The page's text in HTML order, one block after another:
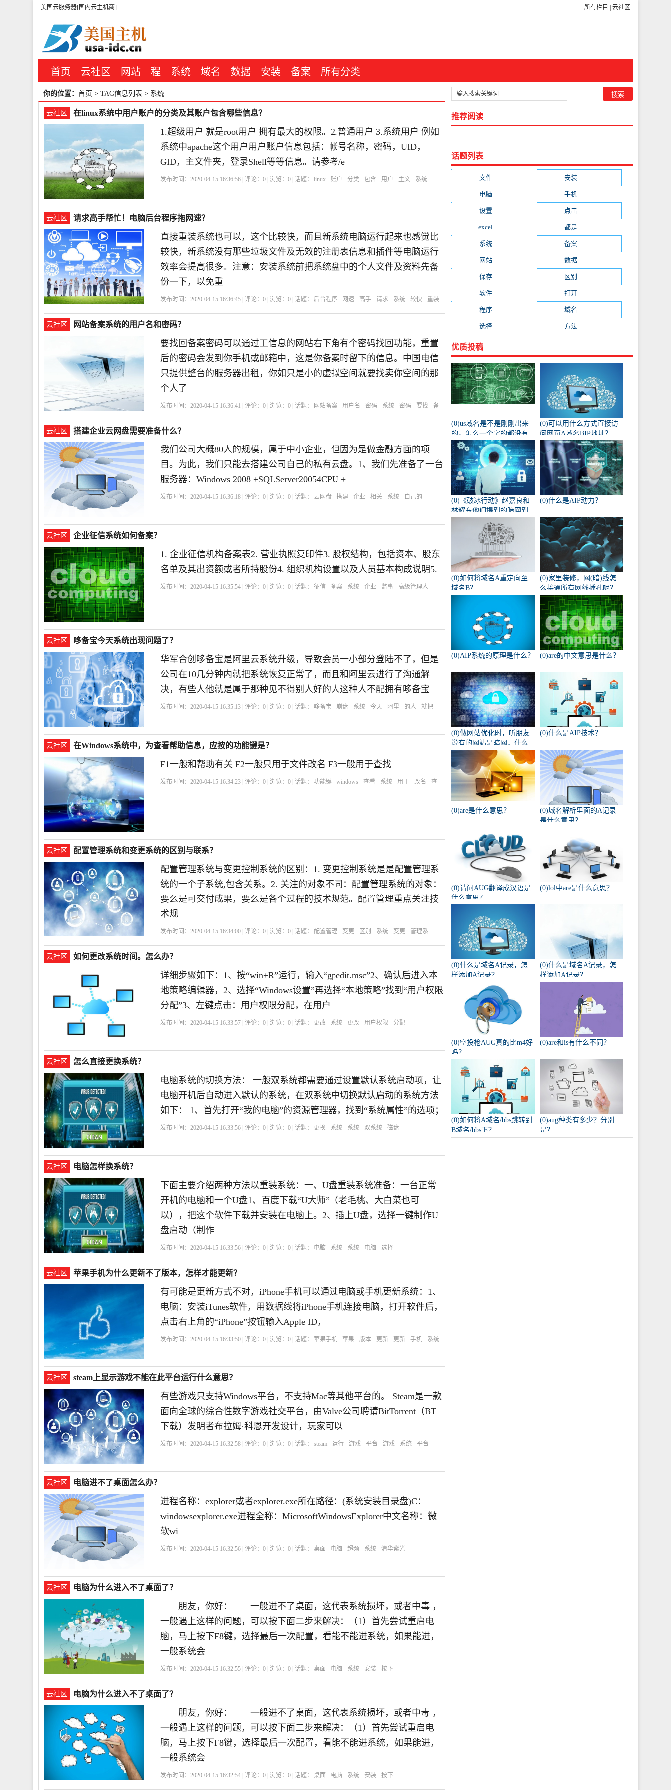
所有栏目 云社区
美国云服务器[国内云主机商]
首页 云社区 网站 程 系统 域名 数据 安装 备案 所有分类
你的位置： 首页 > TAG信息列表 > 系统
云社区 在linux系统中用户账户的分类及其账户包含哪些信息？
1.超级用户 就是root用户 拥有最大的权限。2.普通用户 3.系统用户 例如
系统中apache这个用户用户账户信息包括：帐号名称，密码，UID，
GID，主文件夹，登录Shell等等信息。请参考/e
发布时间：2020-04-15 16:36:56 | 评论：0 | 浏览：0 | 话题： linux 账户 分类 包含 用户 主文 系统
云社区 请求高手帮忙！电脑后台程序拖网速？
直接重装系统也可以，这个比较快，而且新系统电脑运行起来也感觉比
较快，新系统没有那些垃圾文件及无效的注册表信息和插件等电脑运行
效率会提高很多。注意：安装系统前把系统盘中的个人文件及资料先备
份一下，以免重
发布时间：2020-04-15 16:36:45 | 评论：0 | 浏览：0 | 话题： 后台程序 网速 高手 请求 系统 较快
重装
系统
云社区 网站备案系统的用户名和密码？
要找回备案密码可以通过工信息的网站右下角有个密码找回功能，重置
后的密码会发到你手机或邮箱中，这是你备案时留下的信息。中国电信
只提供整台的服务器出租，你如只是小的虚拟空间就要找卖你空间的那
个人了
发布时间：2020-04-15 16:36:41 | 评论：0 | 浏览：0 | 话题： 网站备案 用户名 密码 系统 密码 要找
备
案
云社区 搭建企业云网盘需要准备什么？
我们公司大概80人的规模，属于中小企业，但因为是做金融方面的项
目。为此，我们只能去搭建公司自己的私有云盘。1、我们先准备了一台
服务器：Windows 2008 +SQLServer20054CPU +
发布时间：2020-04-15 16:36:18 | 评论：0 | 浏览：0 | 话题： 云网盘 搭建 企业 相关 系统 自己的
云社区 企业征信系统如何备案？
1. 企业征信机构备案表2. 营业执照复印件3. 股权结构，包括资本、股东
名单及其出资额或者所持股份4. 组织机构设置以及人员基本构成说明5.
发布时间：2020-04-15 16:35:54 | 评论：0 | 浏览：0 | 话题： 征信 备案 系统 企业 监事
高级管理人
云社区 哆备宝今天系统出现问题了？
华军合创哆备宝是阿里云系统升级，导致会员一小部分登陆不了，但是
公司在10几分钟内就把系统恢复正常了，而且和阿里云进行了沟通解
决，有些人他就是属于那种见不得别人好的人这种人不配拥有哆备宝
发布时间：2020-04-15 16:35:13 | 评论：0 | 浏览：0 | 话题： 哆备宝 崩盘 系统 今天 阿里 的人 就把
云社区 在Windows系统中，为查看帮助信息，应按的功能键是？
F1一般和帮助有关 F2一般只用于文件改名 F3一般用于查找
发布时间：2020-04-15 16:34:23 | 评论：0 | 浏览：0 | 话题： 功能键 windows 查看 系统 用于 改名
查
云社区 配置管理系统和变更系统的区别与联系？
配置管理系统与变更控制系统的区别：1. 变更控制系统是是配置管理系
统的一个子系统,包含关系。2. 关注的对象不同：配置管理系统的对象：
要么是可交付成果，要么是各个过程的技术规范。配置管理重点关注技
术规
发布时间：2020-04-15 16:34:00 | 评论：0 | 浏览：0 | 话题： 配置管理 变更 区别 系统 变更
管理系
统
控制系统
云社区 如何更改系统时间。怎么办？
详细步骤如下：1、按“win+R”运行，输入“gpedit.msc”2、确认后进入本
地策略编辑器，2、选择“Windows设置”再选择“本地策略”找到“用户权限
分配”3、左键点击：用户权限分配，在用户
发布时间：2020-04-15 16:33:57 | 评论：0 | 浏览：0 | 话题： 更改 系统 更改 用户权限 分配
云社区 怎么直接更换系统？
电脑系统的切换方法： 一般双系统都需要通过设置默认系统启动项，让
电脑开机后自动进入默认的系统，在双系统中切换默认启动的系统方法
如下： 1、首先打开“我的电脑”的资源管理器，找到“系统属性”的选项；
发布时间：2020-04-15 16:33:56 | 评论：0 | 浏览：0 | 话题： 更换 系统 系统 双系统 磁盘
云社区 电脑怎样换系统？
下面主要介绍两种方法以重装系统：一、U盘重装系统准备：一台正常
开机的电脑和一个U盘1、百度下载“U大师”（老毛桃、大白菜也可
以），把这个软件下载并安装在电脑上。2、插上U盘，选择一键制作U
盘启动（制作
发布时间：2020-04-15 16:33:56 | 评论：0 | 浏览：0 | 话题： 电脑 系统 系统 电脑 选择
云社区 苹果手机为什么更新不了版本，怎样才能更新？
有可能是更新方式不对，iPhone手机可以通过电脑或手机更新系统：1、
电脑：安装iTunes软件，用数据线将iPhone手机连接电脑，打开软件后，
点击右上角的“iPhone”按钮输入Apple ID，
发布时间：2020-04-15 16:33:50 | 评论：0 | 浏览：0 | 话题： 苹果手机 苹果 版本 更新 更新 手机 系统
云社区 steam上显示游戏不能在此平台运行什么意思？
有些游戏只支持Windows平台，不支持Mac等其他平台的。 Steam是一款
面向全球的综合性数字游戏社交平台，由Valve公司聘请BitTorrent（BT
下载）发明者布拉姆·科恩开发设计，玩家可以
发布时间：2020-04-15 16:32:58 | 评论：0 | 浏览：0 | 话题： steam 运行 游戏 平台 游戏 系统 平台
云社区 电脑进不了桌面怎么办？
进程名称：explorer或者explorer.exe所在路径：(系统安装目录盘)C：
windowsexplorer.exe进程全称：MicrosoftWindowsExplorer中文名称：微
软wi
发布时间：2020-04-15 16:32:56 | 评论：0 | 浏览：0 | 话题： 桌面 电脑 超频 系统 清华紫光
云社区 电脑为什么进入不了桌面了？
朋友，你好： 一般进不了桌面，这代表系统损坏，或者中毒 ，
一般遇上这样的问题，可以按下面二步来解决：（1）首先尝试重启电
脑，马上按下F8键，选择最后一次配置，看能不能进系统，如果能进，
一般系统会
发布时间：2020-04-15 16:32:55 | 评论：0 | 浏览：0 | 话题： 桌面 电脑 系统 安装 按下
云社区 电脑为什么进入不了桌面了？
朋友，你好： 一般进不了桌面，这代表系统损坏，或者中毒 ，
一般遇上这样的问题，可以按下面二步来解决：（1）首先尝试重启电
脑，马上按下F8键，选择最后一次配置，看能不能进系统，如果能进，
一般系统会
发布时间：2020-04-15 16:32:54 | 评论：0 | 浏览：0 | 话题： 桌面 电脑 系统 安装 按下
推荐阅读
话题列表
文件(755) 安装
电脑(688) 手机
设置 点击
excel 都是
系统(495) 备案
网站(461) 数据
保存(438) 区别
软件(419) 打开
程序(387) 域名
选择(333) 方法
优质投稿
(0)us域名是不是刚刚出来
的，怎么一个字的都没有
人注册阿？
(0)可以用什么方式直接访
问网页A域名BIP地址？
(0)《破冰行动》赵嘉良和
林耀东他们提到的暗网到
(0)什么是AIP动力？
(0)如何将域名A重定向至
域名B？
(0)家里装修，网(暗)线怎
么接通所有网线插孔呢？
(0)AIP系统的原理是什么？ (0)are的中文意思是什么？
(0)做网站优化时，听朋友
说有的网站是暗网，什么
叫暗网啊？
(0)什么是AIP技术？
(0)are是什么意思？
(0)域名解析里面的A记录
是什么意思？
(0)请问AUG翻译成汉语是
什么意思？
(0)lol中are是什么意思？
(0)什么是域名A记录，怎
样添加A记录？
(0)什么是域名A记录，怎
样添加A记录？
(0)空投枪AUG真的比m4好
吗？
(0)are和is有什么不同？
(0)如何将A域名/bbs跳转到
B域名/bbs下？
(0)aug种类有多少？分别
是？